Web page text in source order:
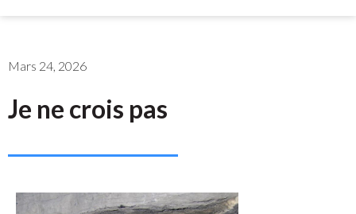
Mars 24, 2026
Je ne crois pas